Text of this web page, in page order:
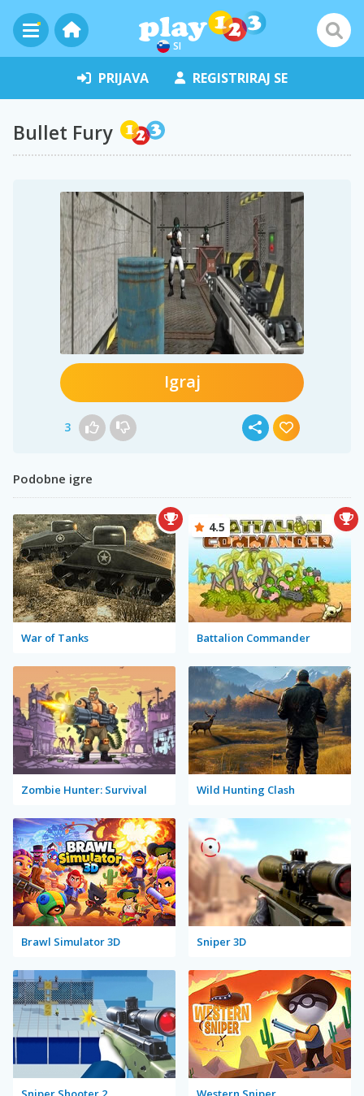
SI
PRIJAVA REGISTRIRAJ SE
Bullet Fury
Igraj
3
Podobne igre
War of Tanks Battalion Commander
4.5
Zombie Hunter: Survival Wild Hunting Clash
Brawl Simulator 3D Sniper 3D